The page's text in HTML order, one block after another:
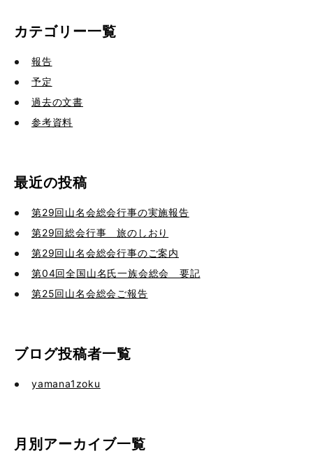
カテゴリー一覧
報告
予定
過去の文書
参考資料
最近の投稿
第29回山名会総会行事の実施報告
第29回総会行事 旅のしおり
第29回山名会総会行事のご案内
第04回全国山名氏一族会総会 要記
第25回山名会総会ご報告
ブログ投稿者一覧
yamana1zoku
月別アーカイブ一覧